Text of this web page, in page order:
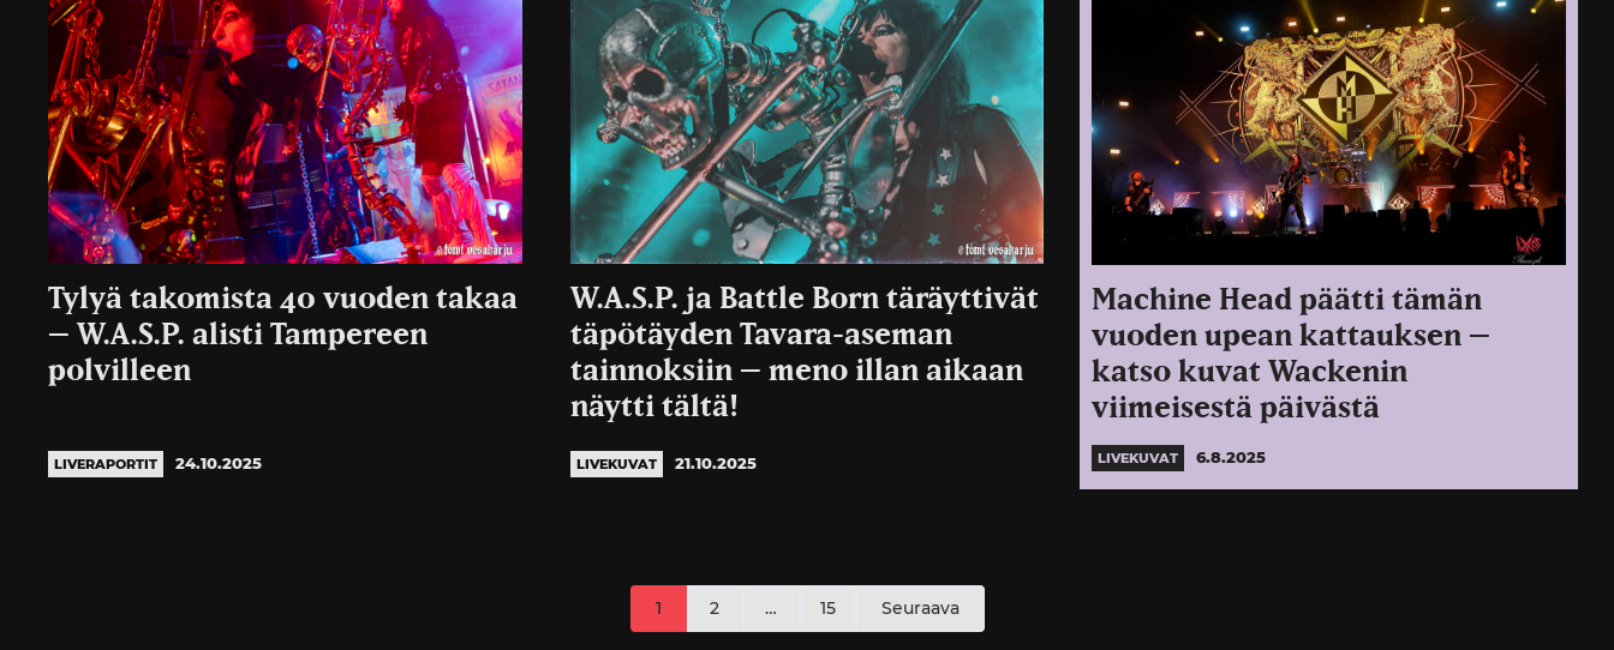
Tylyä takomista 40 vuoden takaa
– W.A.S.P. alisti Tampereen
polvilleen
LIVERAPORTIT 24.10.2025
W.A.S.P. ja Battle Born täräyttivät
täpötäyden Tavara-aseman
tainnoksiin – meno illan aikaan
näytti tältä!
LIVEKUVAT 21.10.2025
Machine Head päätti tämän
vuoden upean kattauksen –
katso kuvat Wackenin
viimeisestä päivästä
LIVEKUVAT 6.8.2025
sivutus
1 2 … 15 Seuraava